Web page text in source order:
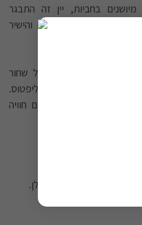
מיושנים בחביות, יין זה התבגר
הפרופיל הפירותי הרענן והישיר
יער עסיסיים - פטל שחור
עדינים של ציפורן ואקליפטוס.
וסיומת מלטפת יוצרים חוויה
הישראלי.